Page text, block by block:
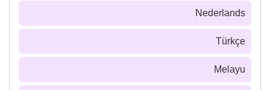
Nederlands
Türkçe
Melayu